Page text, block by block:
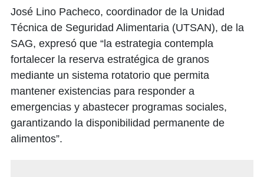
José Lino Pacheco, coordinador de la Unidad
Técnica de Seguridad Alimentaria (UTSAN), de la
SAG, expresó que “la estrategia contempla
fortalecer la reserva estratégica de granos
mediante un sistema rotatorio que permita
mantener existencias para responder a
emergencias y abastecer programas sociales,
garantizando la disponibilidad permanente de
alimentos”.